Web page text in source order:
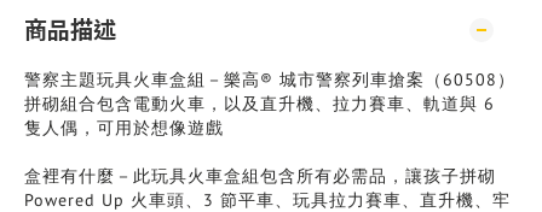
商品描述
警察主題玩具火車盒組－樂高® 城市警察列車搶案（60508）
拼砌組合包含電動火車，以及直升機、拉力賽車、軌道與 6
隻人偶，可用於想像遊戲
盒裡有什麼－此玩具火車盒組包含所有必需品，讓孩子拼砌
Powered Up 火車頭、3 節平車、玩具拉力賽車、直升機、牢